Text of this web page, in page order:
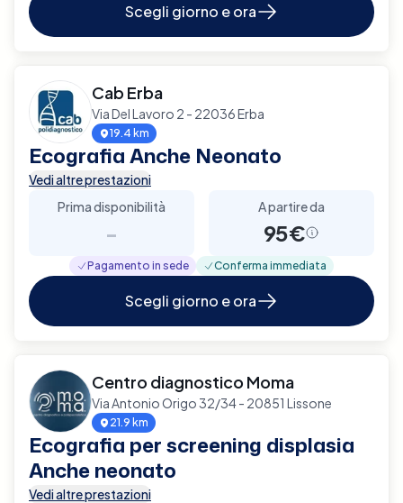
Scegli giorno e ora
Cab Erba
Via Del Lavoro 2 - 22036 Erba
19.4 km
Ecografia Anche Neonato
Vedi altre prestazioni
Prima disponibilità
-
A partire da
95€
Pagamento in sede Conferma immediata
Scegli giorno e ora
Centro diagnostico Moma
Via Antonio Origo 32/34 - 20851 Lissone
21.9 km
Ecografia per screening displasia
Anche neonato
Vedi altre prestazioni